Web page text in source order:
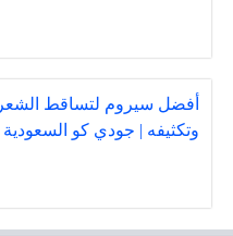
أفضل سيروم لتساقط الشعر
وتكثيفه | جودي كو السعودية